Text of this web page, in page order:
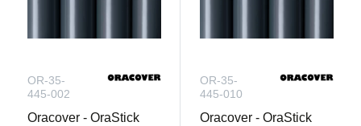
OR-35-
445-002
Oracover - OraStick
OR-35-
445-010
Oracover - OraStick